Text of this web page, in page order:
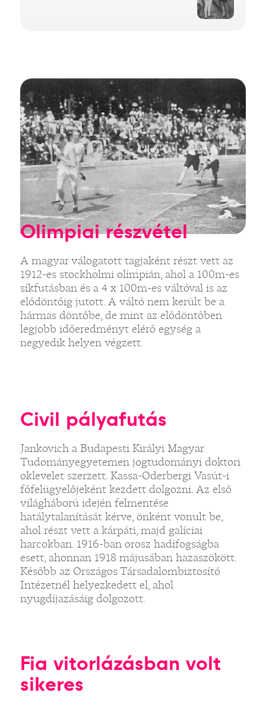
Olimpiai részvétel
A magyar válogatott tagjaként részt vett az
1912-es stockholmi olimpián, ahol a 100m-es
síkfutásban és a 4 x 100m-es váltóval is az
elődöntőig jutott. A váltó nem került be a
hármas döntőbe, de mint az elődöntőben
legjobb időeredményt elérő egység a
negyedik helyen végzett.
Civil pályafutás
Jankovich a Budapesti Királyi Magyar
Tudományegyetemen jogtudományi doktori
oklevelet szerzett. Kassa-Oderbergi Vasút-i
főfelügyelőjeként kezdett dolgozni. Az első
világháború idején felmentése
hatálytalanítását kérve, önként vonult be,
ahol részt vett a kárpáti, majd galíciai
harcokban. 1916-ban orosz hadifogságba
esett, ahonnan 1918 májusában hazaszökött.
Később az Országos Társadalombiztosító
Intézetnél helyezkedett el, ahol
nyugdíjazásáig dolgozott.
Fia vitorlázásban volt
sikeres